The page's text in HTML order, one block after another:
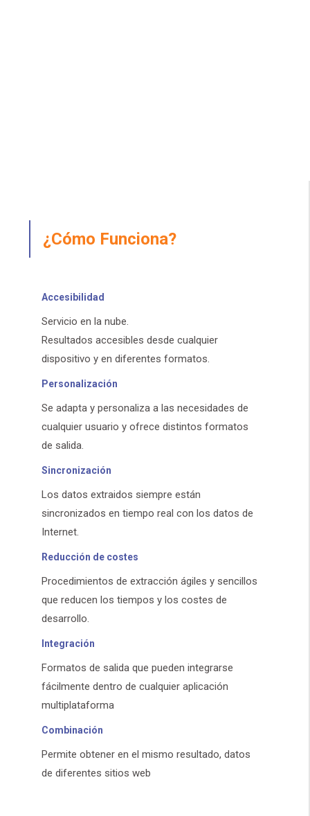
¿Cómo Funciona?
Accesibilidad
Servicio en la nube.
Resultados accesibles desde cualquier
dispositivo y en diferentes formatos.
Personalización
Se adapta y personaliza a las necesidades de
cualquier usuario y ofrece distintos formatos
de salida.
Sincronización
Los datos extraidos siempre están
sincronizados en tiempo real con los datos de
Internet.
Reducción de costes
Procedimientos de extracción ágiles y sencillos
que reducen los tiempos y los costes de
desarrollo.
Integración
Formatos de salida que pueden integrarse
fácilmente dentro de cualquier aplicación
multiplataforma
Combinación
Permite obtener en el mismo resultado, datos
de diferentes sitios web